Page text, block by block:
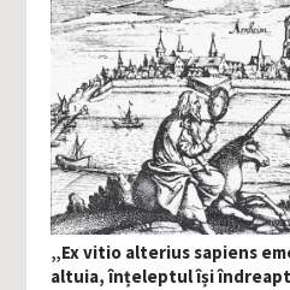
„Ex vitio alterius sapiens
altuia, înțeleptul își